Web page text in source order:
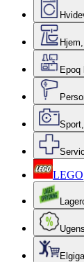
Epoq
LEGO